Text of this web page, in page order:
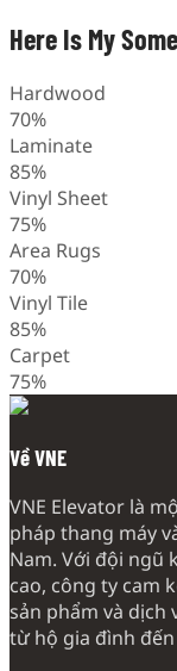
Here Is My
Hardwood
70%
Laminate
85%
Vinyl Sheet
75%
Area Rugs
70%
Vinyl Tile
85%
Carpet
75%
Về VNE
VNE Elevator là
pháp thang máy
Nam. Với đội ngũ
cao, công ty cam
sản phẩm và dịch
từ hộ gia đình